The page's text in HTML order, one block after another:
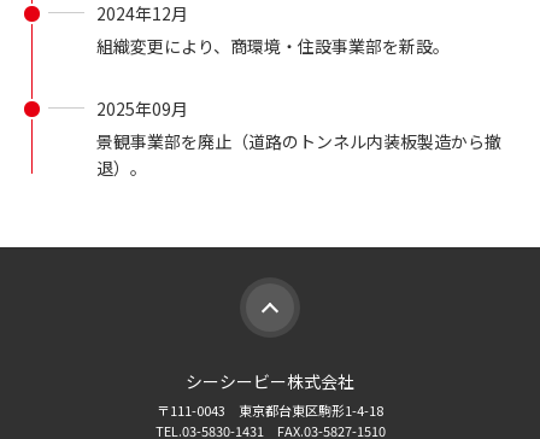
2024年12月
組織変更により、商環境・住設事業部を新設。
2025年09月
景観事業部を廃止（道路のトンネル内装板製造から撤
退）。
シーシービー株式会社
〒111-0043 東京都台東区駒形1-4-18
TEL.03-5830-1431 FAX.03-5827-1510